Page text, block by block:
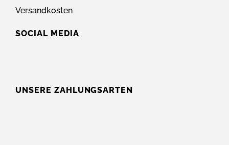
Versandkosten
SOCIAL MEDIA
UNSERE ZAHLUNGSARTEN